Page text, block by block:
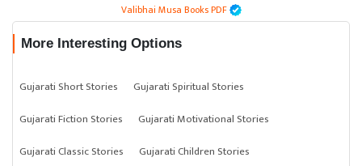
Valibhai Musa Books PDF
More Interesting Options
Gujarati Short Stories
Gujarati Spiritual Stories
Gujarati Fiction Stories
Gujarati Motivational Stories
Gujarati Classic Stories
Gujarati Children Stories